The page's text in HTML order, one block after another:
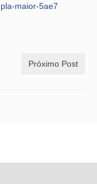
maior-5ae7
Próximo Post